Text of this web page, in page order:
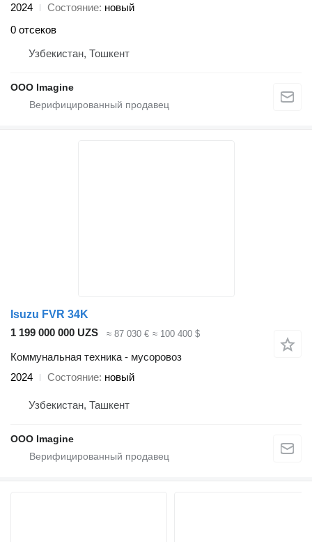
2024
Состояние новый
0 отсеков
Узбекистан, Тошкент
OOO Imagine
Isuzu FVR 34K
1 199 000 000 UZS
≈ 87 030 € ≈ 100 400 $
Коммунальная техника - мусоровоз
2024
Состояние новый
Узбекистан, Ташкент
OOO Imagine